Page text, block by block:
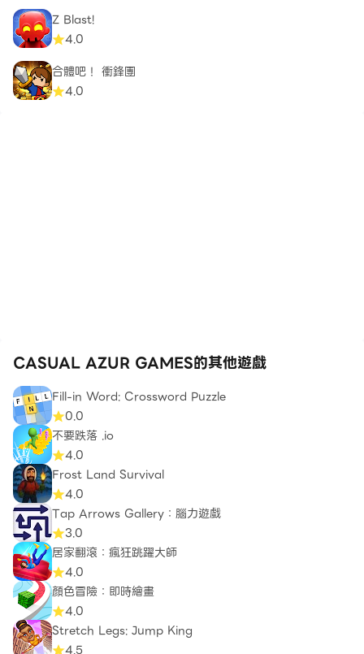
Z Blast!
4.0
合體吧！ 衝鋒團
4.0
CASUAL AZUR GAMES的其他遊戲
Fill-in Word: Crossword Puzzle
0.0
不要跌落 .io
4.0
Frost Land Survival
4.0
Tap Arrows Gallery：腦力遊戲
3.0
居家翻滾：瘋狂跳躍大師
4.0
顏色冒險：即時繪畫
4.0
Stretch Legs: Jump King
4.5